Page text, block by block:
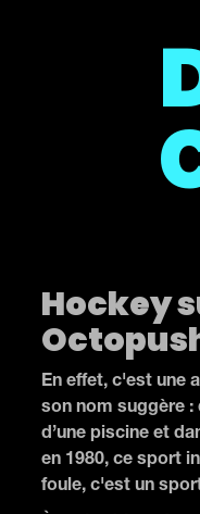
Hockey
En effet, c'est une
son nom suggère :
d’une piscine et
en 1980, ce sport
foule, c'est un